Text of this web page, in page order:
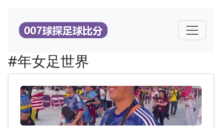
#年女足世界